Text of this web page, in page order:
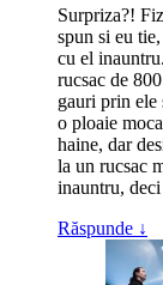
Surpriza?!
spun si eu
cu el
rucsac de
gauri prin ele
o ploaie
haine, dar
la un rucsac
inauntru,
Răspunde ↓